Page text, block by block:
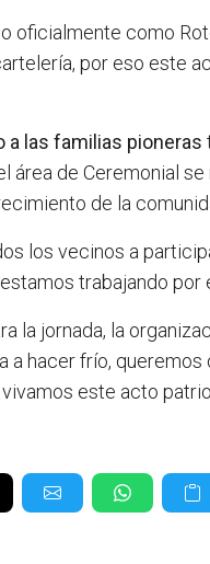
oficialmente como
por eso este
a las familias pioneras
área de Ceremonial
de la
los vecinos a
trabajando por
la jornada, la
a hacer frío,
este acto